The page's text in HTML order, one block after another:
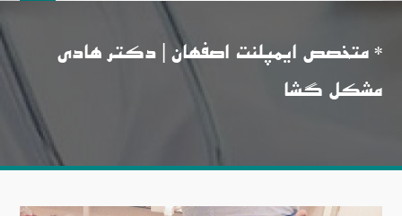
* متخصص ایمپلنت اصفهان | دکتر هادی
مشکل گشا